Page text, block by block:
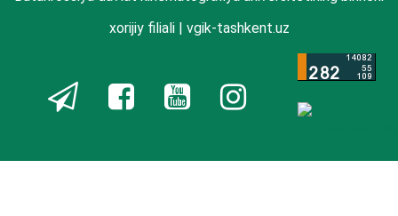
xorijiy filiali | vgik-tashkent.uz